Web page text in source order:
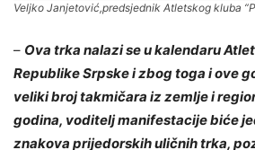
Veljko Janjetović,predsjednik Atletskog kluba
– Ova trka nalazi se u kalendaru
Republike Srpske i zbog toga i ove
veliki broj takmičara iz zemlje i
godina, voditelj manifestacije biće
znakova prijedorskih uličnih trka,